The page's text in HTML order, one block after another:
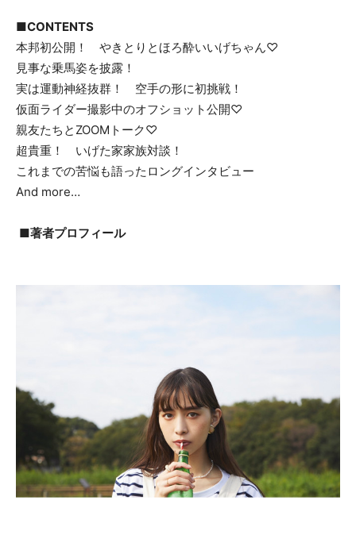
■CONTENTS
本邦初公開！ やきとりとほろ酔いいげちゃん♡
見事な乗馬姿を披露！
実は運動神経抜群！ 空手の形に初挑戦！
仮面ライダー撮影中のオフショット公開♡
親友たちとZOOMトーク♡
超貴重！ いげた家家族対談！
これまでの苦悩も語ったロングインタビュー
And more…
■著者プロフィール